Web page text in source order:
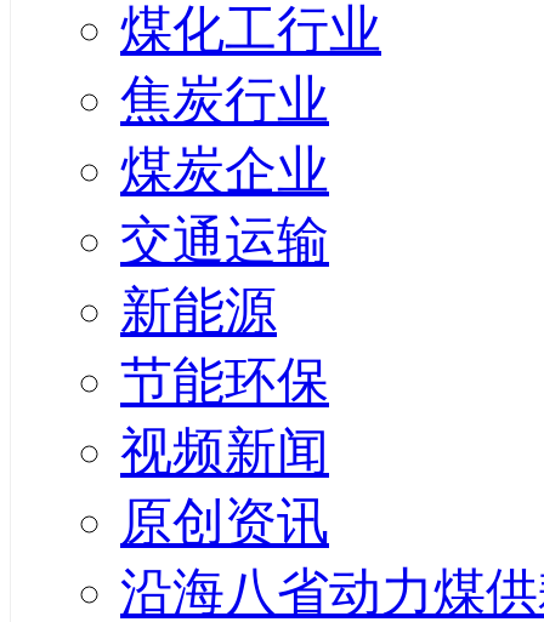
煤化工行业
焦炭行业
煤炭企业
交通运输
新能源
节能环保
视频新闻
原创资讯
沿海八省动力煤